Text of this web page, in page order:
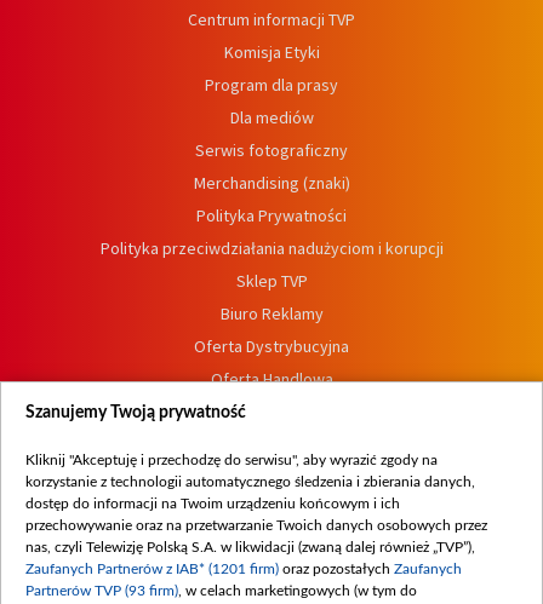
Centrum informacji TVP
Komisja Etyki
Program dla prasy
Dla mediów
Serwis fotograficzny
Merchandising (znaki)
Polityka Prywatności
Polityka przeciwdziałania nadużyciom i korupcji
Sklep TVP
Biuro Reklamy
Oferta Dystrybucyjna
Oferta Handlowa
Dostępność
Procedura zgłoszeń wewnętrznych
Szanujemy Twoją prywatność
Kliknij "Akceptuję i przechodzę do serwisu", aby wyrazić zgody na
korzystanie z technologii automatycznego śledzenia i zbierania danych,
dostęp do informacji na Twoim urządzeniu końcowym i ich
przechowywanie oraz na przetwarzanie Twoich danych osobowych przez
nas, czyli Telewizję Polską S.A. w likwidacji (zwaną dalej również „TVP”),
Zaufanych Partnerów z IAB* (1201 firm) oraz pozostałych Zaufanych
Partnerów TVP (93 firm) , w celach marketingowych (w tym do